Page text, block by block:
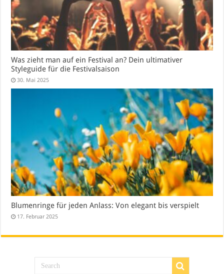
Was zieht man auf ein Festival an? Dein ultimativer
Styleguide für die Festivalsaison
30. Mai 2025
Blumenringe für jeden Anlass: Von elegant bis verspielt
17. Februar 2025